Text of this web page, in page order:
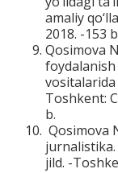
amaliy
2018. -153
Qosimova
vositalarida
Toshkent:
b.
Qosimova
jurnalistika.
jild. -